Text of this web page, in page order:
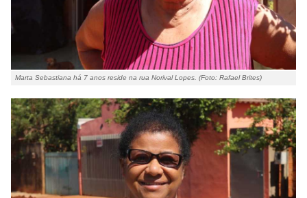
Marta Sebastiana há 7 anos reside na rua Norival Lopes. (Foto: Rafael Brites)